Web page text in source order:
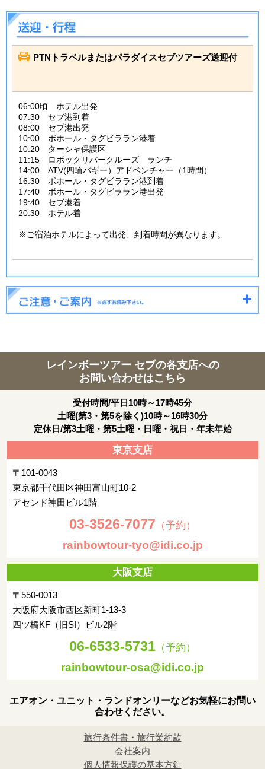
PTNトラベルまたはパラダイスセブツアーズ送迎付
06:00頃 ホテル出発
07:30 セブ港到着
08:00 セブ港出発
10:00 ボホール・タグビララン港着
10:20 ターシャ保護区
11:15 ロボックリバークルーズ ランチ
14:00 ATV(四輪バギー）アドベンチャー（1時間）
16:30 ボホール・タグビララン港到着
17:40 ボホール・タグビララン港出発
19:40 セブ港着
20:30 ホテル着
※ご宿泊ホテルによって出発、到着時間が異なります。
レインボーツアー セブの各支店への
お問い合わせはこちら
受付時間/平日10時～17時45分
土曜(第3・第5を除く)10時～16時30分
定休日/第3土曜・第5土曜・日曜・祝日・年末年始
東京支店
〒101-0043
東京都千代田区神田富山町10-2
アセンド神田ビル1階
03-3526-7077 （予約）
rainbowtour-tyo@idi.co.jp
大阪支店
〒550-0013
大阪府大阪市西区新町1-13-3
四ツ橋KF（旧SI）ビル2階
06-6533-5731 （予約）
rainbowtour-osa@idi.co.jp
エアオン・ユニット・ランドオンリーなどお気軽にお問い
合わせください。
旅行条件書・旅行業約款
会社案内
個人情報保護の基本方針